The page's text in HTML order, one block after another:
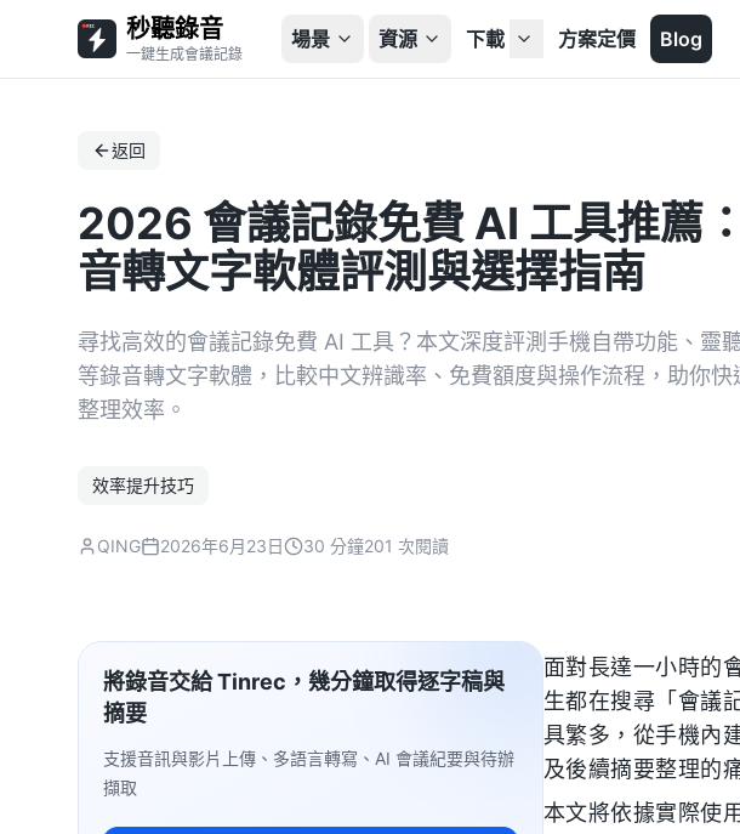
秒聽錄音
一鍵生成會議記錄
場景 資源 下載 方案定價 Blog
返回
2026 會議記錄免費 AI 工具推薦
音轉文字軟體評測與選擇指南
尋找高效的會議記錄免費 AI 工具？本文深度評測手機自帶功能、靈
等錄音轉文字軟體，比較中文辨識率、免費額度與操作流程，助你
整理效率。
效率提升技巧
QING 2026年6月23日 30 分鐘201 次閱讀
將錄音交給 Tinrec，幾分鐘取得逐字稿與
摘要
支援音訊與影片上傳、多語言轉寫、AI 會議紀要與待辦
擷取
面對長達一小時的
生都在搜尋「會議
具繁多，從手機內
及後續摘要整理的
本文將依據實際使